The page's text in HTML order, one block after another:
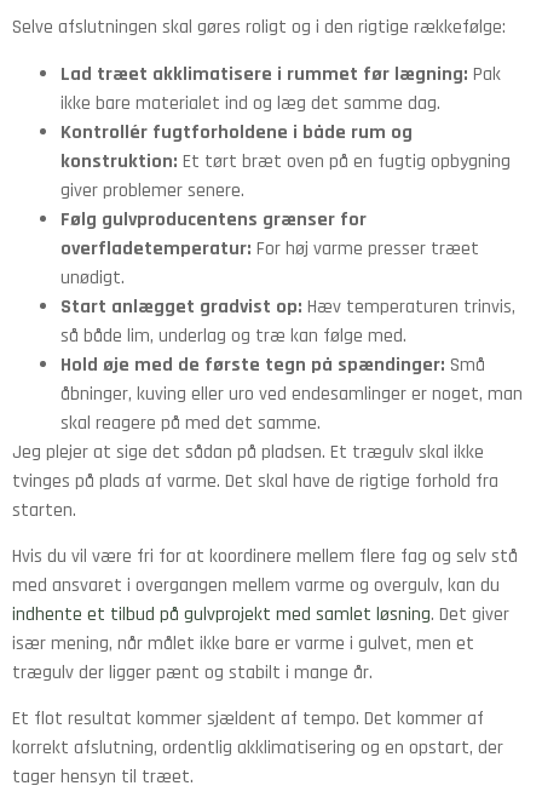
Selve afslutningen skal gøres roligt og i den rigtige rækkefølge:
Lad træet akklimatisere i rummet før lægning: Pak
ikke bare materialet ind og læg det samme dag.
Kontrollér fugtforholdene i både rum og
konstruktion: Et tørt bræt oven på en fugtig opbygning
giver problemer senere.
Følg gulvproducentens grænser for
overfladetemperatur: For høj varme presser træet
unødigt.
Start anlægget gradvist op: Hæv temperaturen trinvis,
så både lim, underlag og træ kan følge med.
Hold øje med de første tegn på spændinger: Små
åbninger, kuving eller uro ved endesamlinger er noget, man
skal reagere på med det samme.
Jeg plejer at sige det sådan på pladsen. Et trægulv skal ikke
tvinges på plads af varme. Det skal have de rigtige forhold fra
starten.
Hvis du vil være fri for at koordinere mellem flere fag og selv stå
med ansvaret i overgangen mellem varme og overgulv, kan du
indhente et tilbud på gulvprojekt med samlet løsning. Det giver
især mening, når målet ikke bare er varme i gulvet, men et
trægulv der ligger pænt og stabilt i mange år.
Et flot resultat kommer sjældent af tempo. Det kommer af
korrekt afslutning, ordentlig akklimatisering og en opstart, der
tager hensyn til træet.